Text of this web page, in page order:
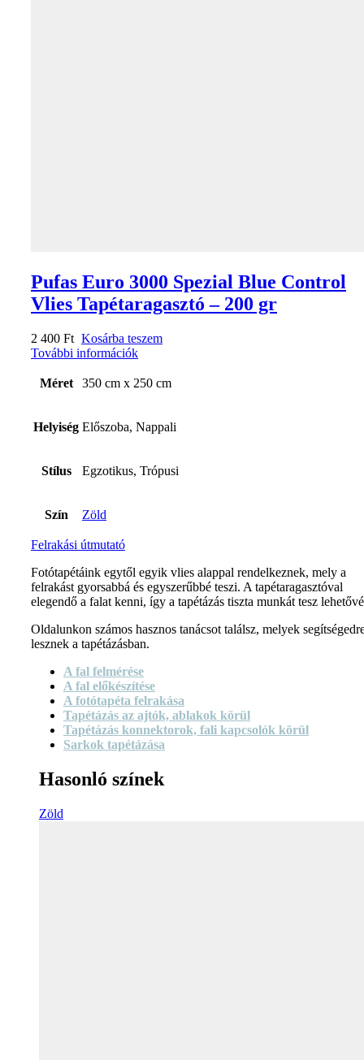
Pufas Euro 3000 Spezial Blue Control
Vlies Tapétaragasztó – 200 gr
2 400 Ft Kosárba teszem
További információk
Méret 350 cm x 250 cm
Helyiség Előszoba, Nappali
Stílus Egzotikus, Trópusi
Szín Zöld
Felrakási útmutató
Fotótapétáink egytől egyik vlies alappal rendelkeznek, mely a
felrakást gyorsabbá és egyszerűbbé teszi. A tapétaragasztóval
elegendő a falat kenni, így a tapétázás tiszta munkát tesz
Oldalunkon számos hasznos tanácsot találsz, melyek
lesznek a tapétázásban.
A fal felmérése
A fal előkészítése
A fotótapéta felrakása
Tapétázás az ajtók, ablakok körül
Tapétázás konnektorok, fali kapcsolók körül
Sarkok tapétázása
Hasonló színek
Zöld